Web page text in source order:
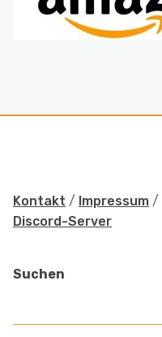
Kontakt / Impressum /
Discord-Server
Suchen